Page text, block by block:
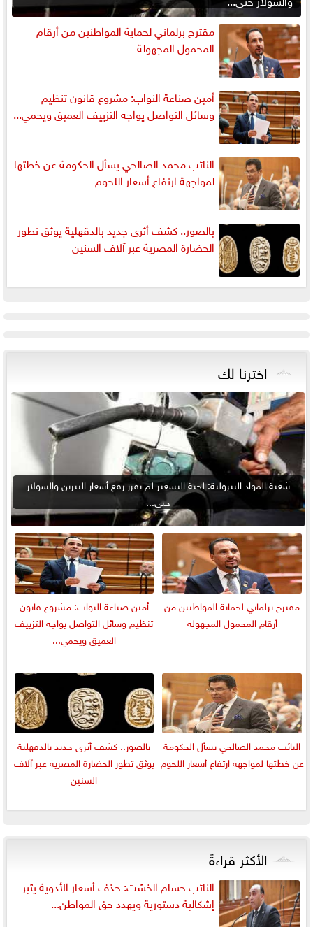
مقترح برلماني لحماية المواطنين من أرقام
المحمول المجهولة
أمين صناعة النواب: مشروع قانون تنظيم
وسائل التواصل يواجه التزييف العميق ويحمي...
النائب محمد الصالحي يسأل الحكومة عن خطتها
لمواجهة ارتفاع أسعار اللحوم
بالصور.. كشف أثرى جديد بالدقهلية يوثق تطور
الحضارة المصرية عبر آلاف السنين
اخترنا لك
شعبة المواد البترولية: لجنة التسعير لم تقرر رفع أسعار البنزين والسولار
حتى...
مقترح برلماني لحماية المواطنين من
أرقام المحمول المجهولة
أمين صناعة النواب: مشروع قانون
تنظيم وسائل التواصل يواجه التزييف
العميق ويحمي...
النائب محمد الصالحي يسأل الحكومة
عن خطتها لمواجهة ارتفاع أسعار اللحوم
بالصور.. كشف أثرى جديد بالدقهلية
يوثق تطور الحضارة المصرية عبر آلاف
السنين
الأكثر قراءةً
النائب حسام الخشت: حذف أسعار الأدوية يثير
إشكالية دستورية ويهدد حق المواطن...